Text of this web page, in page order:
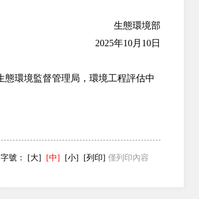
生態環境部
2025年10月10日
環境監督管理局，環境工程評估中
字號： [大] [中] [小] [列印] 僅列印內容